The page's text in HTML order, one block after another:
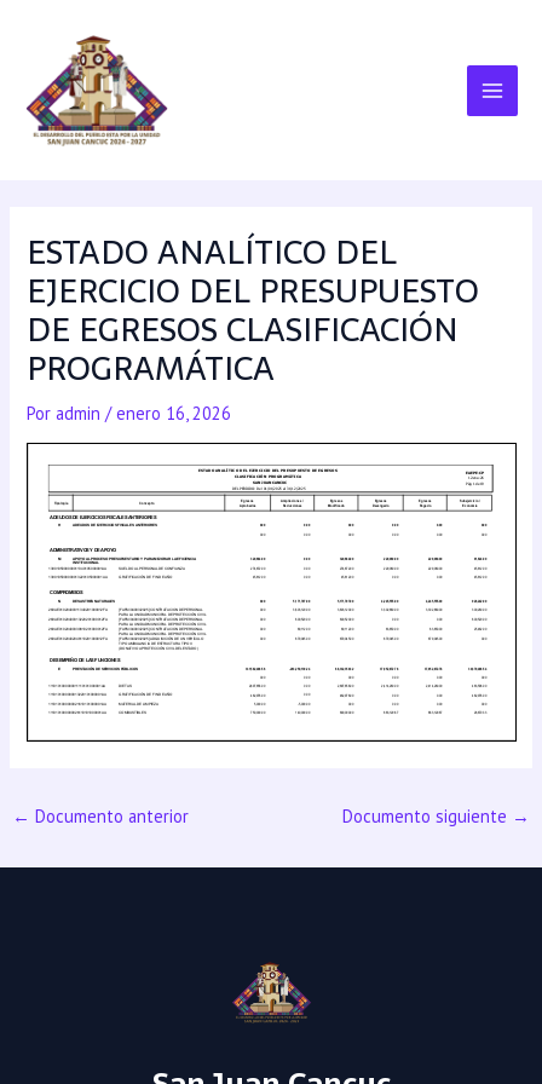
ESTADO ANALÍTICO DEL
EJERCICIO DEL PRESUPUESTO
DE EGRESOS CLASIFICACIÓN
PROGRAMÁTICA
Poradmin/enero 16, 2026
← Documento anterior Documento siguiente →